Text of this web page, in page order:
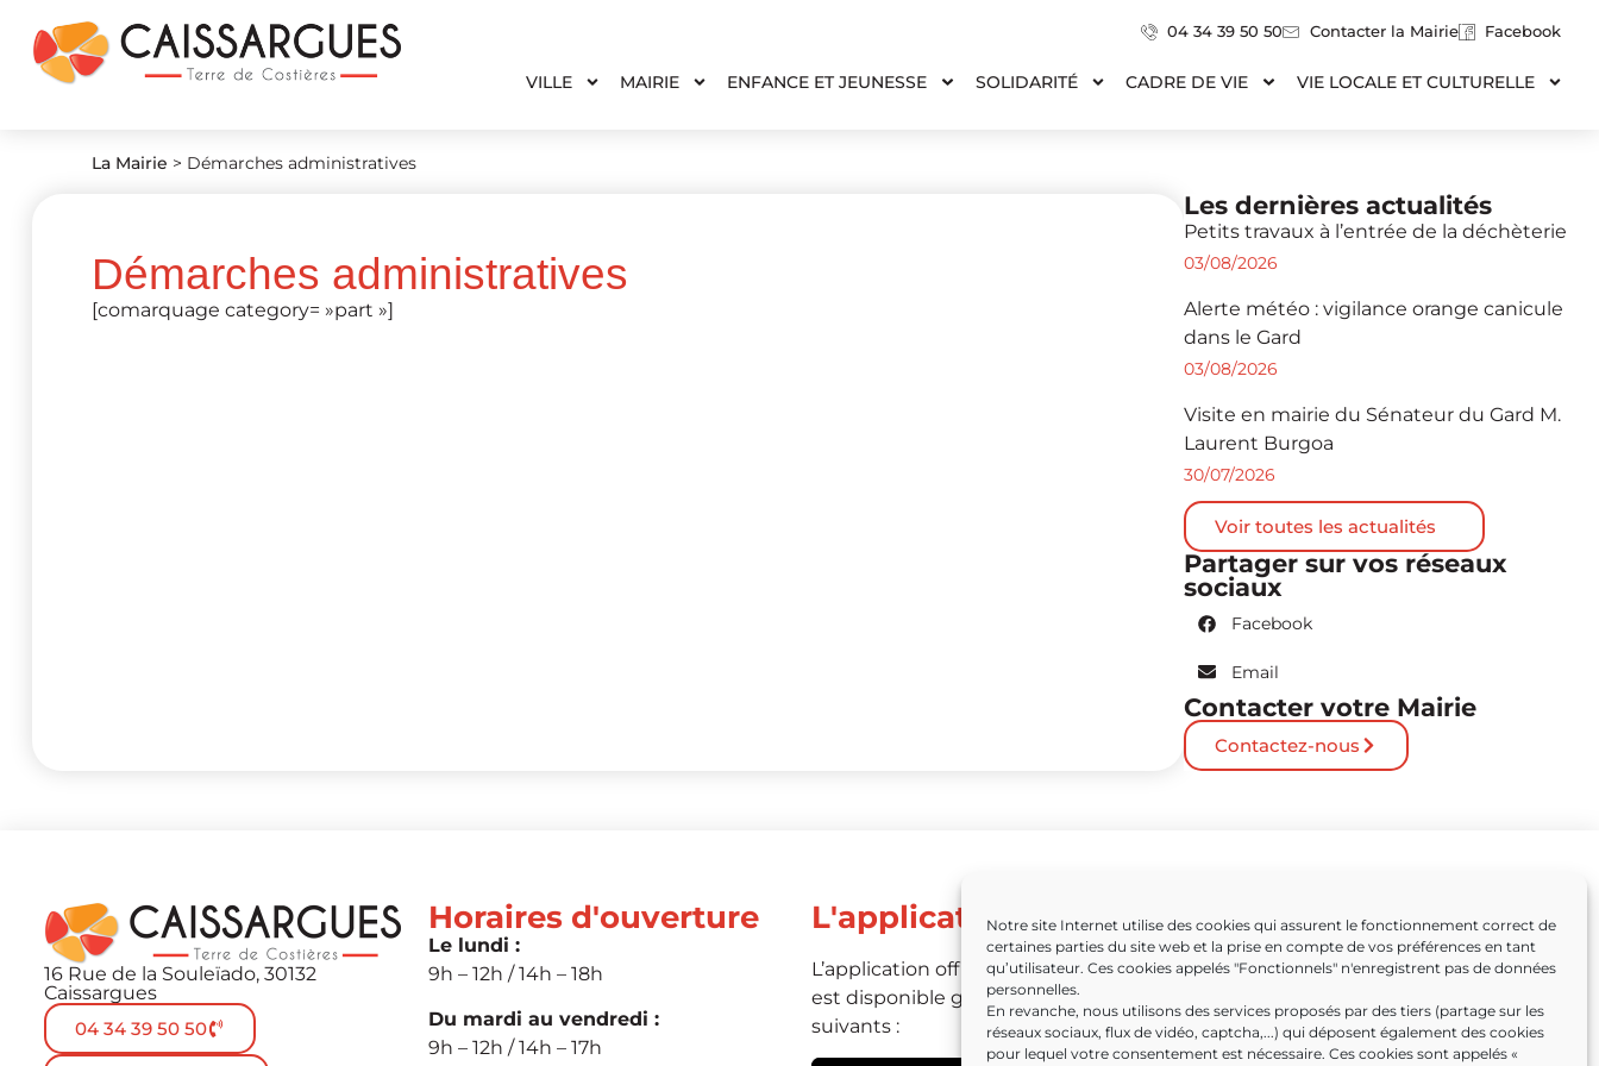
Notre site Internet utilise des cookies qui assurent le fonctionnement correct de
certaines parties du site web et la prise en compte de vos préférences en tant
qu’utilisateur. Ces cookies appelés "Fonctionnels" n'enregistrent pas de données
personnelles.
En revanche, nous utilisons des services proposés par des tiers (partage sur les
réseaux sociaux, flux de vidéo, captcha,...) qui déposent également des cookies
pour lequel votre consentement est nécessaire. Ces cookies sont appelés «
04 34 39 50 50 Contacter la Mairie Facebook
VILLE MAIRIE ENFANCE ET JEUNESSE SOLIDARITÉ CADRE DE VIE VIE LOCALE ET CULTURELLE
La Mairie > Démarches administratives
Démarches administratives
[comarquage category= »part »]
Les dernières actualités
Petits travaux à l’entrée de la déchèterie
03/08/2026
Alerte météo : vigilance orange canicule
dans le Gard
03/08/2026
Visite en mairie du Sénateur du Gard M.
Laurent Burgoa
30/07/2026
Voir toutes les actualités
Partager sur vos réseaux
sociaux
Facebook
Email
Contacter votre Mairie
Contactez-nous
16 Rue de la Souleïado, 30132
Caissargues
04 34 39 50 50
Horaires d'ouverture
Le lundi :
9h – 12h / 14h – 18h
Du mardi au vendredi :
9h – 12h / 14h – 17h
L'application
L’application officielle de Caissargues
est disponible grâce aux liens
suivants :
Partenaires